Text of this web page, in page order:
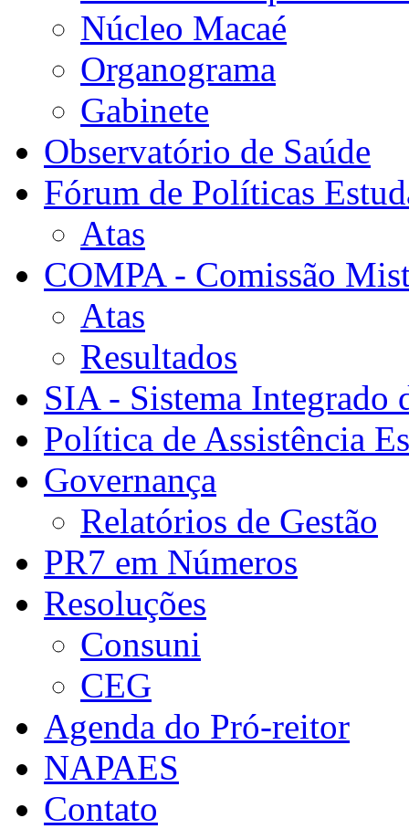
Núcleo Macaé
Organograma
Gabinete
Observatório de Saúde
Fórum de Políticas
Atas
COMPA - Comissão
Atas
Resultados
SIA - Sistema Integrado
Política de Assistência
Governança
Relatórios de Gestão
PR7 em Números
Resoluções
Consuni
CEG
Agenda do Pró-reitor
NAPAES
Contato